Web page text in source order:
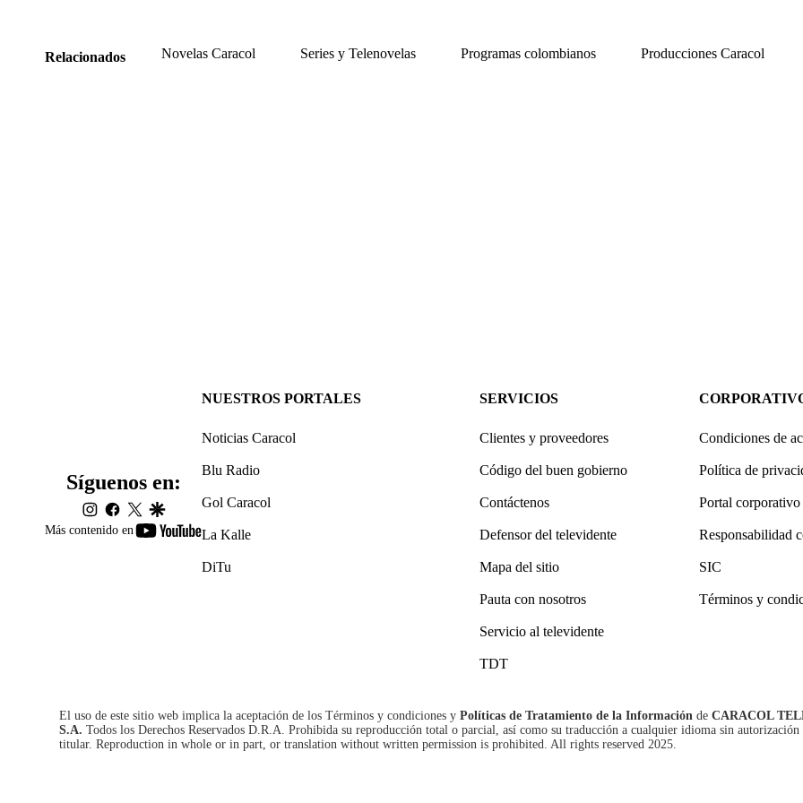
Relacionados Novelas Caracol Series y Telenovelas Programas colombianos Producciones Caracol
Más contenido en
youtube-
Síguenos en:
instagram
facebook
twittergoogle
NUESTROS PORTALES
Noticias Caracol
Blu Radio
Gol Caracol
La Kalle
DiTu
SERVICIOS
Clientes y proveedores
Código del buen gobierno
Contáctenos
Defensor del televidente
Mapa del sitio
Pauta con nosotros
Servicio al televidente
TDT
Condiciones de
Política de
Portal corporativo
Responsabilidad
SIC
Términos y
El uso de este sitio web implica la aceptación de los Términos y condiciones y Políticas de Tratamiento de la Información de CARACOL
S.A. Todos los Derechos Reservados D.R.A. Prohibida su reproducción total o parcial, así como su traducción a cualquier idioma sin autorización
titular. Reproduction in whole or in part, or translation without written permission is prohibited. All rights reserved 2025.